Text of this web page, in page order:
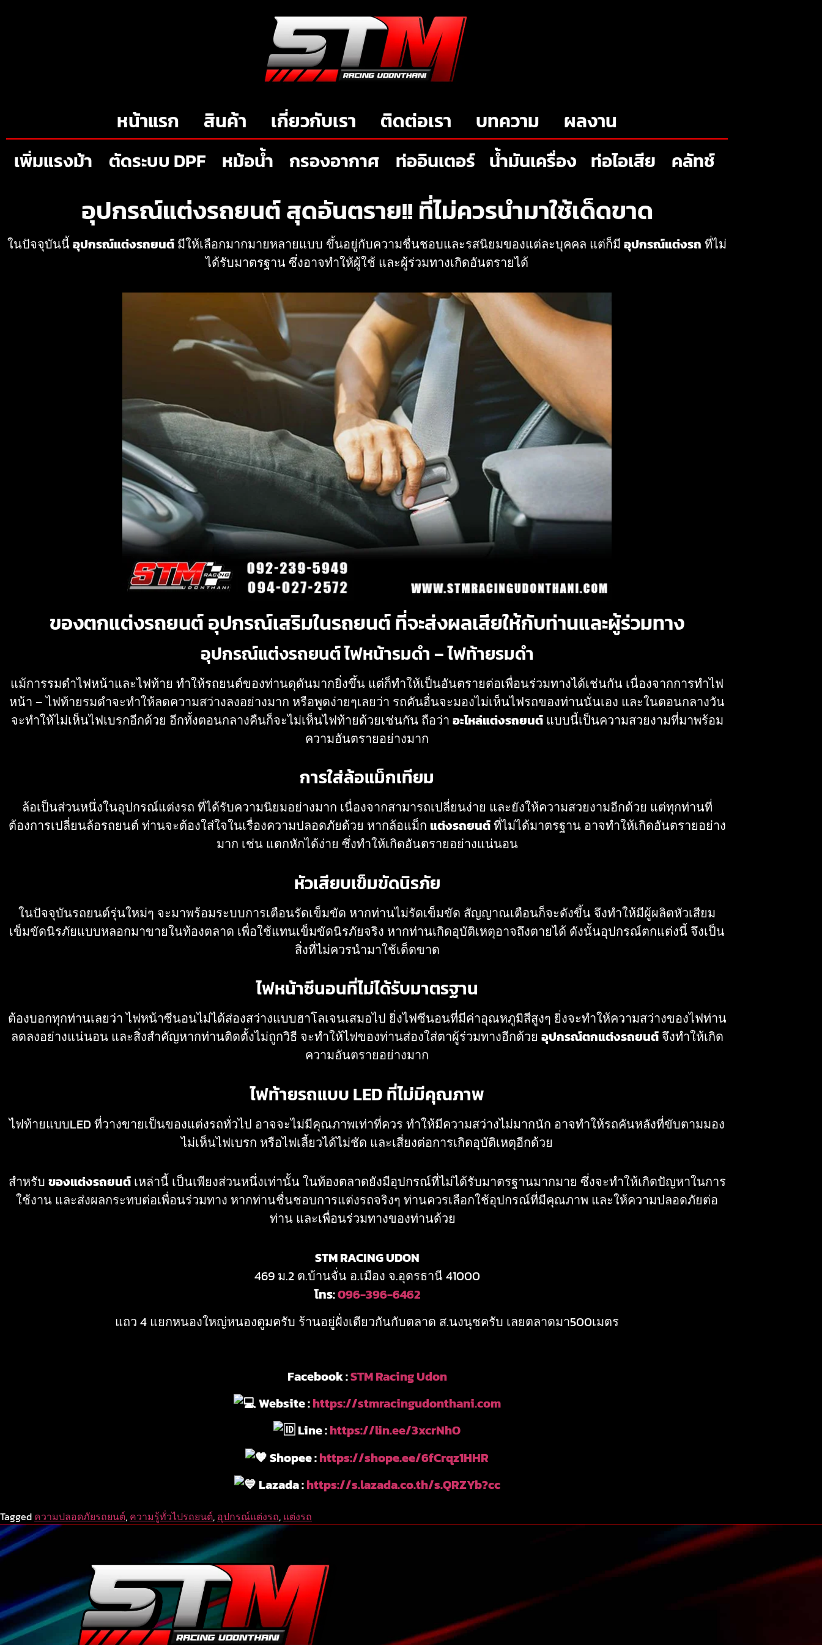
หน้าแรก สินค้า เกี่ยวกับเรา ติดต่อเรา บทความ ผลงาน
เพิ่มแรงม้า ตัดระบบ DPF หม้อน้ำ กรองอากาศ ท่ออินเตอร์ น้ำมันเครื่อง ท่อไอเสีย คลัทช์
อุปกรณ์แต่งรถยนต์ สุดอันตราย!! ที่ไม่ควรนำมาใช้เด็ดขาด
ในปัจจุบันนี้อุปกรณ์แต่งรถยนต์ มีให้เลือกมากมายหลายแบบ ขึ้นอยู่กับความชื่นชอบและรสนิยมของแต่ละบุคคล แต่ก็มี อุปกรณ์แต่งรถ ที่ไม่
ได้รับมาตรฐาน ซึ่งอาจทำให้ผู้ใช้ และผู้ร่วมทางเกิดอันตรายได้
ของตกแต่งรถยนต์ อุปกรณ์เสริมในรถยนต์ ที่จะส่งผลเสียให้กับท่านและผู้ร่วมทาง
อุปกรณ์แต่งรถยนต์ ไฟหน้ารมดำ – ไฟท้ายรมดำ
แม้การรมดำไฟหน้าและไฟท้าย ทำให้รถยนต์ของท่านดุดันมากยิ่งขึ้น แต่ก็ทำให้เป็นอันตรายต่อเพื่อนร่วมทางได้เช่นกัน เนื่องจากการทำไฟ
หน้า – ไฟท้ายรมดำจะทำให้ลดความสว่างลงอย่างมาก หรือพูดง่ายๆเลยว่า รถคันอื่นจะมองไม่เห็นไฟรถของท่านนั่นเอง และในตอนกลางวัน
จะทำให้ไม่เห็นไฟเบรกอีกด้วย อีกทั้งตอนกลางคืนก็จะไม่เห็นไฟท้ายด้วยเช่นกัน ถือว่า อะไหล่แต่งรถยนต์แบบนี้เป็นความสวยงามที่มาพร้อม
ความอันตรายอย่างมาก
การใส่ล้อแม็กเทียม
ล้อเป็นส่วนหนึ่งในอุปกรณ์แต่งรถ ที่ได้รับความนิยมอย่างมาก เนื่องจากสามารถเปลี่ยนง่าย และยังให้ความสวยงามอีกด้วย แต่ทุกท่านที่
ต้องการเปลี่ยนล้อรถยนต์ ท่านจะต้องใส่ใจในเรื่องความปลอดภัยด้วย หากล้อแม็ก แต่งรถยนต์ที่ไม่ได้มาตรฐาน อาจทำให้เกิดอันตรายอย่าง
มาก เช่น แตกหักได้ง่าย ซึ่งทำให้เกิดอันตรายอย่างแน่นอน
หัวเสียบเข็มขัดนิรภัย
ในปัจจุบันรถยนต์รุ่นใหม่ๆ จะมาพร้อมระบบการเตือนรัดเข็มขัด หากท่านไม่รัดเข็มขัด สัญญาณเตือนก็จะดังขึ้น จึงทำให้มีผู้ผลิตหัวเสียม
เข็มขัดนิรภัยแบบหลอกมาขายในท้องตลาด เพื่อใช้แทนเข็มขัดนิรภัยจริง หากท่านเกิดอุบัติเหตุอาจถึงตายได้ ดังนั้นอุปกรณ์ตกแต่งนี้ จึงเป็น
สิ่งที่ไม่ควรนำมาใช้เด็ดขาด
ไฟหน้าซีนอนที่ไม่ได้รับมาตรฐาน
ต้องบอกทุกท่านเลยว่า ไฟหน้าซีนอนไม่ได้ส่องสว่างแบบฮาโลเจนเสมอไป ยิ่งไฟซีนอนที่มีค่าอุณหภูมิสีสูงๆ ยิ่งจะทำให้ความสว่างของไฟท่าน
ลดลงอย่างแน่นอน และสิ่งสำคัญหากท่านติดตั้งไม่ถูกวิธี จะทำให้ไฟของท่านส่องใส่ตาผู้ร่วมทางอีกด้วย อุปกรณ์ตกแต่งรถยนต์จึงทำให้เกิด
ความอันตรายอย่างมาก
ไฟท้ายรถแบบ LED ที่ไม่มีคุณภาพ
ไฟท้ายแบบLED ที่วางขายเป็นของแต่งรถทั่วไป อาจจะไม่มีคุณภาพเท่าที่ควร ทำให้มีความสว่างไม่มากนัก อาจทำให้รถคันหลังที่ขับตามมอง
ไม่เห็นไฟเบรก หรือไฟเลี้ยวได้ไม่ชัด และเสี่ยงต่อการเกิดอุบัติเหตุอีกด้วย
สำหรับ ของแต่งรถยนต์เหล่านี้ เป็นเพียงส่วนหนึ่งเท่านั้น ในท้องตลาดยังมีอุปกรณ์ที่ไม่ได้รับมาตรฐานมากมาย ซึ่งจะทำให้เกิดปัญหาในการ
ใช้งาน และส่งผลกระทบต่อเพื่อนร่วมทาง หากท่านชื่นชอบการแต่งรถจริงๆ ท่านควรเลือกใช้อุปกรณ์ที่มีคุณภาพ และให้ความปลอดภัยต่อ
ท่าน และเพื่อนร่วมทางของท่านด้วย
STM RACING UDON
469 ม.2 ต.บ้านจั่น อ.เมือง จ.อุดรธานี 41000
โทร:096-396-6462
แถว 4 แยกหนองใหญ่หนองตูมครับ ร้านอยู่ฝั่งเดียวกันกับตลาด ส.นงนุชครับ เลยตลาดมา500เมตร
Facebook :STM Racing Udon
Website :https://stmracingudonthani.com
Line :https://lin.ee/3xcrNhO
Shopee :https://shope.ee/6fCrqz1HHR
Lazada :https://s.lazada.co.th/s.QRZYb?cc
Tagged ความปลอดภัยรถยนต์, ความรู้ทั่วไปรถยนต์, อุปกรณ์แต่งรถ, แต่งรถ